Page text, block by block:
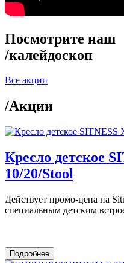
Посмотрите наш
/калейдоскоп
Все акции
/Акции
Кресло детское
10/20/Stool
Действует промо-цена на
специальным детским
Подробнее